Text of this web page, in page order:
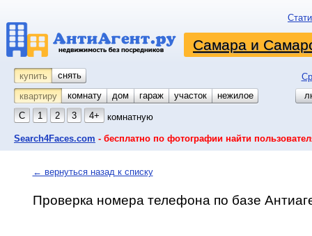
Самара и
купить снять
квартиру
комнату койко-место
дом гараж участок
нежилое
С
1 2 3 4+ комнатную
Search4Faces.com - бесплатно по фотографии найти
← вернуться назад к списку
Проверка номера телефона по базе